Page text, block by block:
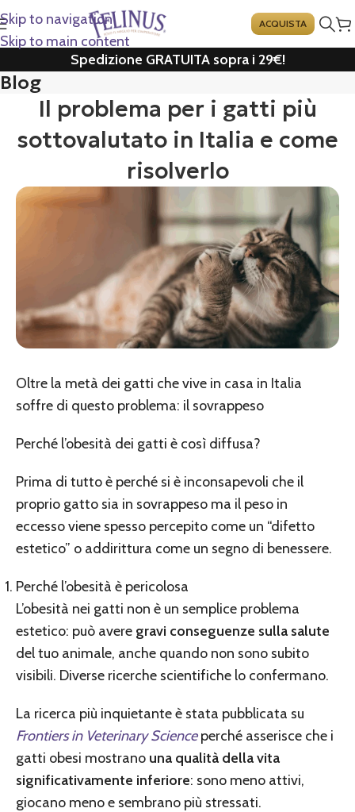
Skip to navigation
Skip to main content
ACQUISTA
Spedizione GRATUITA sopra i 29€!
Blog
Il problema per i gatti più
sottovalutato in Italia e come
risolverlo
Oltre la metà dei gatti che vive in casa in Italia
soffre di questo problema: il sovrappeso
Perché l’obesità dei gatti è così diffusa?
Prima di tutto è perché si è inconsapevoli che il
proprio gatto sia in sovrappeso ma il peso in
eccesso viene spesso percepito come un “difetto
estetico” o addirittura come un segno di benessere.
Perché l’obesità è pericolosa
L’obesità nei gatti non è un semplice problema
estetico: può avere gravi conseguenze sulla salute
del tuo animale, anche quando non sono subito
visibili. Diverse ricerche scientifiche lo confermano.
La ricerca più inquietante è stata pubblicata su
Frontiers in Veterinary Scienceperché asserisce che i
gatti obesi mostrano una qualità della vita
significativamente inferiore: sono meno attivi,
giocano meno e sembrano più stressati.